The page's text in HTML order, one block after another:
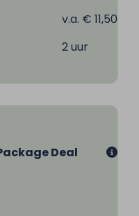
v.a. € 11,50
2 uur
Deal